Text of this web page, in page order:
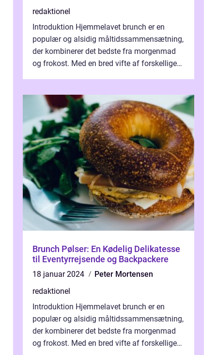
redaktionel
Introduktion Hjemmelavet brunch er en
populær og alsidig måltidssammensætning,
der kombinerer det bedste fra morgenmad
og frokost. Med en bred vifte af forskellige
Brunch Pølser: En Kødelig Delikatesse
til Eventyrrejsende og Backpackere
18 januar 2024
Peter Mortensen
redaktionel
Introduktion Hjemmelavet brunch er en
populær og alsidig måltidssammensætning,
der kombinerer det bedste fra morgenmad
og frokost. Med en bred vifte af forskellige